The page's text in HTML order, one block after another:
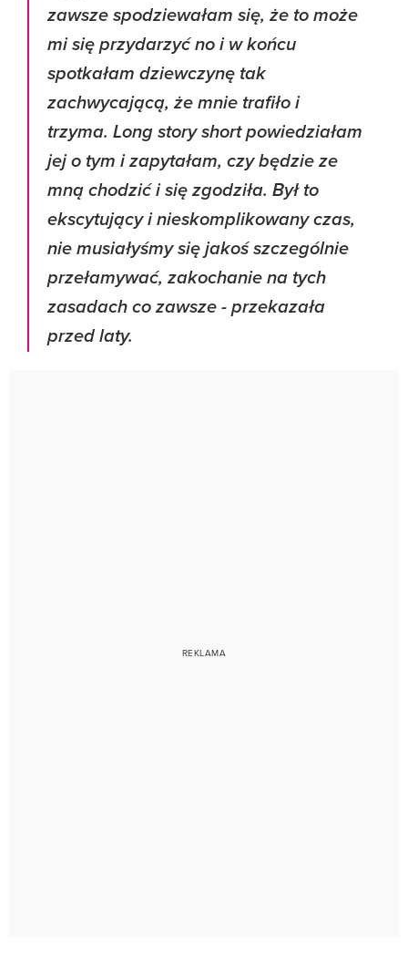
zawsze spodziewałam się, że to może
mi się przydarzyć no i w końcu
spotkałam dziewczynę tak
zachwycającą, że mnie trafiło i
trzyma. Long story short powiedziałam
jej o tym i zapytałam, czy będzie ze
mną chodzić i się zgodziła. Był to
ekscytujący i nieskomplikowany czas,
nie musiałyśmy się jakoś szczególnie
przełamywać, zakochanie na tych
zasadach co zawsze - przekazała
przed laty.